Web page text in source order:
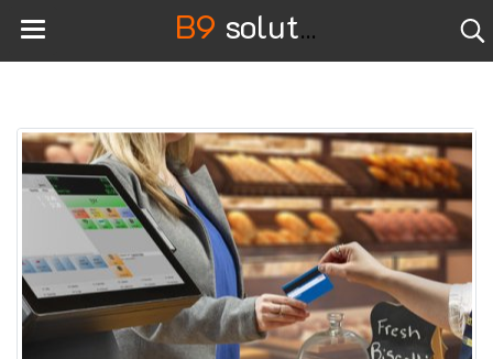
B9 solution